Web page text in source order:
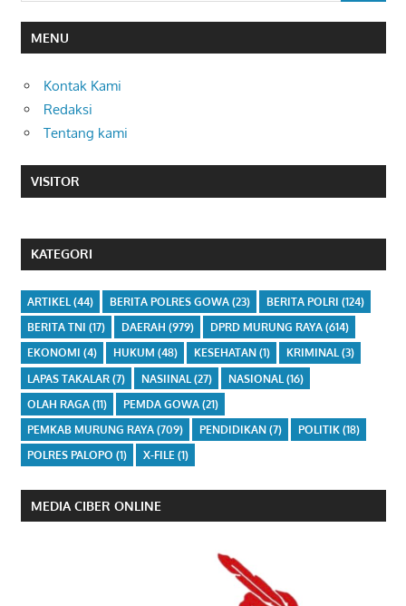
MENU
Kontak Kami
Redaksi
Tentang kami
VISITOR
KATEGORI
ARTIKEL(44) BERITA POLRES GOWA(23) BERITA POLRI (124)
BERITA TNI (17) DAERAH (979) DPRD MURUNG RAYA(614)
EKONOMI (4) HUKUM (48) KESEHATAN(1) KRIMINAL(3)
LAPAS TAKALAR(7) NASIINAL (27) NASIONAL (16)
OLAH RAGA(11) PEMDA GOWA(21)
PEMKAB MURUNG RAYA(709) PENDIDIKAN(7) POLITIK(18)
POLRES PALOPO (1) X-FILE(1)
MEDIA CIBER ONLINE